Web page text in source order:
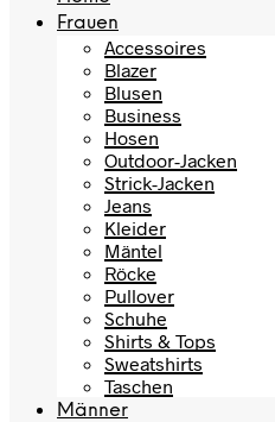
Frauen
Accessoires
Blazer
Blusen
Business
Hosen
Outdoor-Jacken
Strick-Jacken
Jeans
Kleider
Mäntel
Röcke
Pullover
Schuhe
Shirts & Tops
Sweatshirts
Taschen
Männer